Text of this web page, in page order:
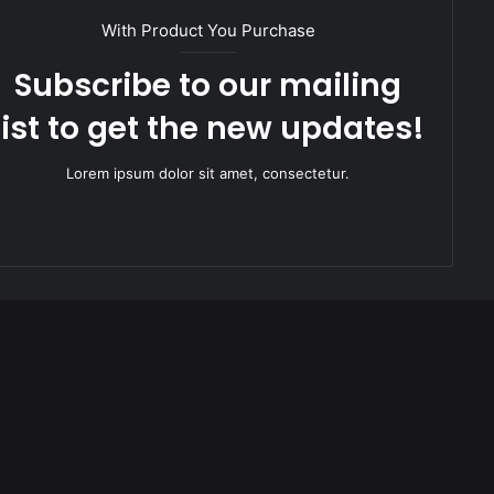
With Product You Purchase
Subscribe to our mailing
to get the new updates!
Lorem ipsum dolor sit amet, consectetur.